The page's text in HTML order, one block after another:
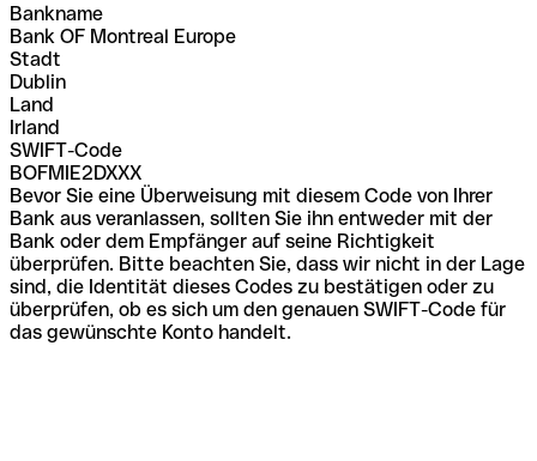
Bankname
Bank OF Montreal Europe
Stadt
Dublin
Land
Irland
SWIFT-Code
BOFMIE2DXXX
Bevor Sie eine Überweisung mit diesem Code von Ihrer
Bank aus veranlassen, sollten Sie ihn entweder mit der
Bank oder dem Empfänger auf seine Richtigkeit
überprüfen. Bitte beachten Sie, dass wir nicht in der Lage
sind, die Identität dieses Codes zu bestätigen oder zu
überprüfen, ob es sich um den genauen SWIFT-Code für
das gewünschte Konto handelt.